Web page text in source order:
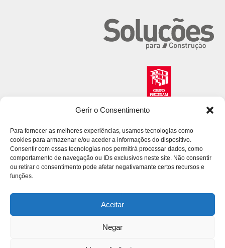
Gerir o Consentimento
Para fornecer as melhores experiências, usamos tecnologias como
cookies para armazenar e/ou aceder a informações do dispositivo.
Consentir com essas tecnologias nos permitirá processar dados, como
comportamento de navegação ou IDs exclusivos neste site. Não consentir
ou retirar o consentimento pode afetar negativamante certos recursos e
funções.
Aceitar
Negar
© 2026 Volcalis. All Rights Reserved.